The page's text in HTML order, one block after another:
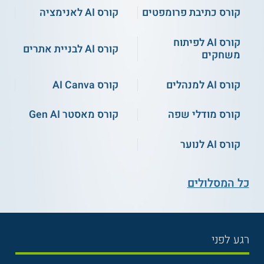
קורס כתיבת פרומפטים
קורס AI לאנימציה
קורס AI לפיתוח
משחקים
קורס AI לבניית אתרים
קורס AI למנהלים
קורס AI Canva
קורס מודלי שפה
קורס מאסטר Gen AI
קורס AI לנוער
כל המסלולים
רגע לפני